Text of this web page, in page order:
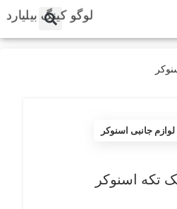
لوازم جانبی اسنوکر
تکه اسنوکر